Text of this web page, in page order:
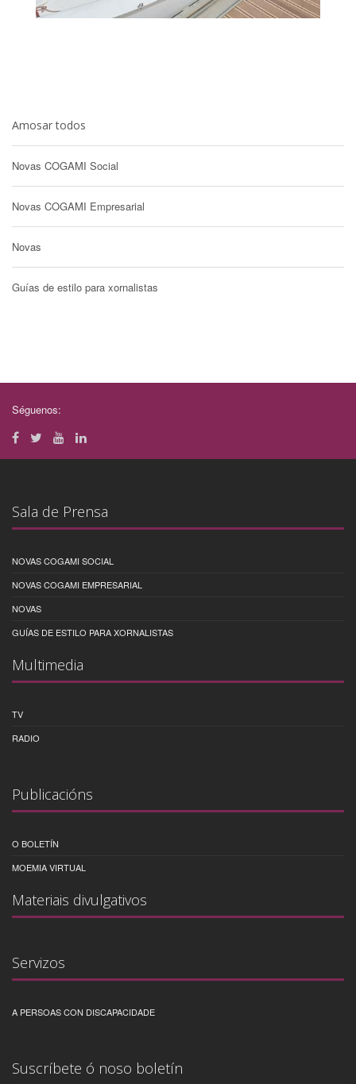
Amosar todos
Novas COGAMI Social
Novas COGAMI Empresarial
Novas
Guías de estilo para xornalistas
Séguenos:
Sala de Prensa
NOVAS COGAMI SOCIAL
NOVAS COGAMI EMPRESARIAL
NOVAS
GUÍAS DE ESTILO PARA XORNALISTAS
Multimedia
TV
RADIO
Publicacións
O BOLETÍN
MOEMIA VIRTUAL
Materiais divulgativos
Servizos
A PERSOAS CON DISCAPACIDADE
Suscríbete ó noso boletín